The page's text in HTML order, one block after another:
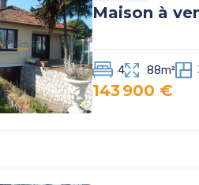
Maison à
4 88m²
143 900 €